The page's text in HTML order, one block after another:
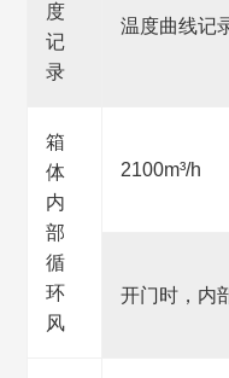
度
记
录
温度曲线记
箱
体
内
部
循
环
风
2100m³/h
开门时，内